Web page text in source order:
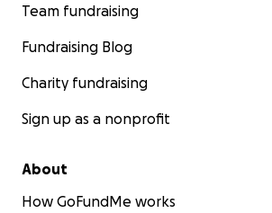
Team fundraising
Fundraising Blog
Charity fundraising
Sign up as a nonprofit
About
How GoFundMe works